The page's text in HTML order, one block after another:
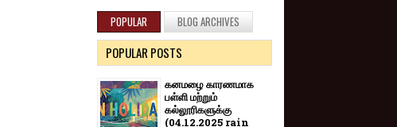
POPULAR BLOG ARCHIVES
POPULAR POSTS
கனமழை காரணமாக
பள்ளி மற்றும்
கல்லூரிகளுக்கு
(04.12.2025 rain